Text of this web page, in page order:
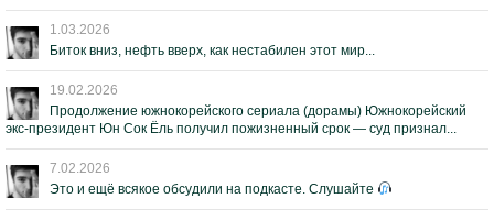
1.03.2026
Биток вниз, нефть вверх, как нестабилен этот мир...
19.02.2026
Продолжение южнокорейского сериала (дорамы) Южнокорейский
экс-президент Юн Сок Ёль получил пожизненный срок — суд признал...
7.02.2026
Это и ещё всякое обсудили на подкасте. Слушайте